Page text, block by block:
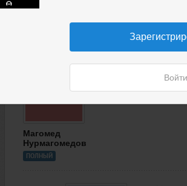
Войти
Дудкевич
Магомед
Нурмагомедов
ПОЛНЫЙ
Пораньше нельзя